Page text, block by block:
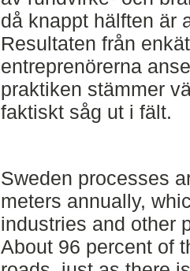
då knappt hälften är
Resultaten från
entreprenörerna
praktiken stämmer
faktiskt såg ut i fält.
Sweden processes
meters annually,
industries and other
About 96 percent of